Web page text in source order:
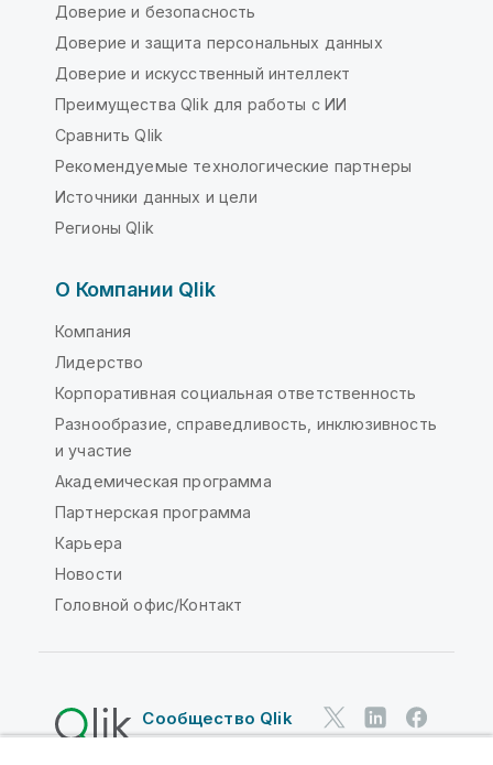
Доверие и безопасность
Доверие и защита персональных данных
Доверие и искусственный интеллект
Преимущества Qlik для работы с ИИ
Сравнить Qlik
Рекомендуемые технологические партнеры
Источники данных и цели
Регионы Qlik
О Компании Qlik
Компания
Лидерство
Корпоративная социальная ответственность
Разнообразие, справедливость, инклюзивность
и участие
Академическая программа
Партнерская программа
Карьера
Новости
Головной офис/Контакт
Сообщество Qlik